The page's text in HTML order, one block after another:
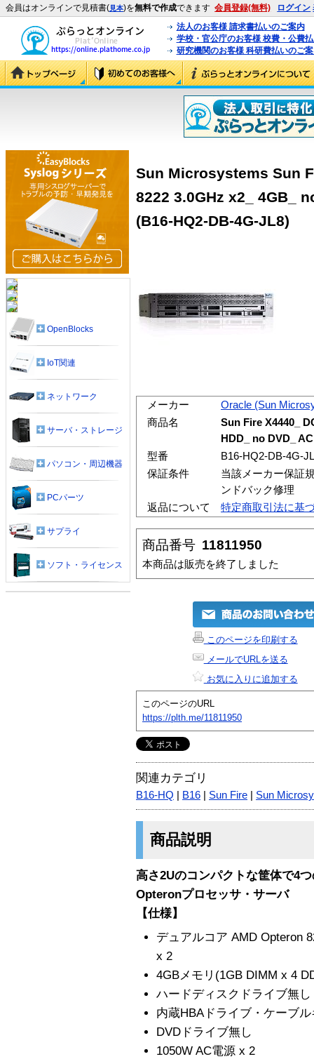
会員はオンラインで見積書(見本)を無料で作成できます 会員登録(無料) ログイン
法人のお客様 請求書払いのご案内
学校・官公庁のお客様 校費・公費
研究機関のお客様 科研費払いのご
Sun Microsystems Sun
8222 3.0GHz x2_ 4GB_
(B16-HQ2-DB-4G-JL8)
メーカー
Oracle (Sun
商品名
Sun Fire X4440_
HDD_ no DVD_
型番
B16-HQ2-DB-4G-
保証条件
当該メーカー保証
ンドバック修理
返品について
特定商取引法に基
商品番号 11811950
本商品は販売を終了しました
このページを印刷する
メールでURLを送る
お気に入りに追加する
このページのURL
https://plth.me/11811950
関連カテゴリ
B16-HQ B16 Sun Fire Sun
商品説明
高さ2Uのコンパクトな筐体で4
Opteronプロセッサ・サーバ
【仕様】
デュアルコア AMD Opteron
x 2
4GBメモリ(1GB DIMM x 4
ハードディスクドライブ無し
内蔵HBAドライブ・ケーブ
DVDドライブ無し
1050W AC電源 x 2
OpenBlocks
IoT関連
ネットワーク
サーバ・ストレージ
パソコン・周辺機器
PCパーツ
サプライ
ソフト・ライセンス